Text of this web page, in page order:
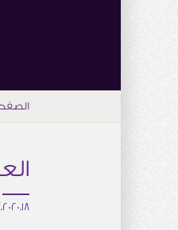
18.JUN.2020